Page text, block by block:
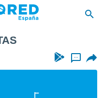
...